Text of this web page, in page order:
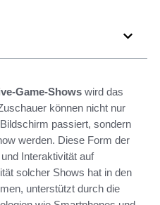
Game-Shows wird das
können nicht nur
passiert, sondern
werden. Diese Form der
Interaktivität auf
solcher Shows hat in den
unterstützt durch die